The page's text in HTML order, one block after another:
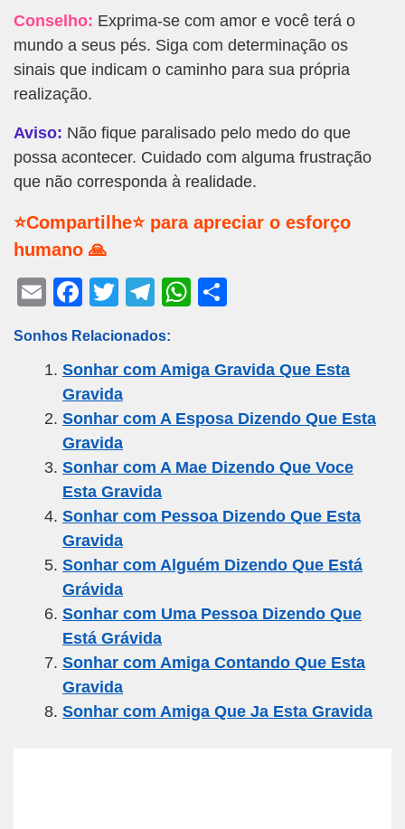
Conselho: Exprima-se com amor e você terá o
mundo a seus pés. Siga com determinação os
sinais que indicam o caminho para sua própria
realização.
Aviso: Não fique paralisado pelo medo do que
possa acontecer. Cuidado com alguma frustração
que não corresponda à realidade.
⭐Compartilhe⭐ para apreciar o esforço
humano 🙏
E
ail
F
c
e
b
o
o
k
T
tt
er
T
e
gr
a
m
W
s
A
p
p
e
Sonhos Relacionados:
Sonhar com Amiga Gravida Que Esta
Gravida
Sonhar com A Esposa Dizendo Que Esta
Gravida
Sonhar com A Mae Dizendo Que Voce
Esta Gravida
Sonhar com Pessoa Dizendo Que Esta
Gravida
Sonhar com Alguém Dizendo Que Está
Grávida
Sonhar com Uma Pessoa Dizendo Que
Está Grávida
Sonhar com Amiga Contando Que Esta
Gravida
Sonhar com Amiga Que Ja Esta Gravida